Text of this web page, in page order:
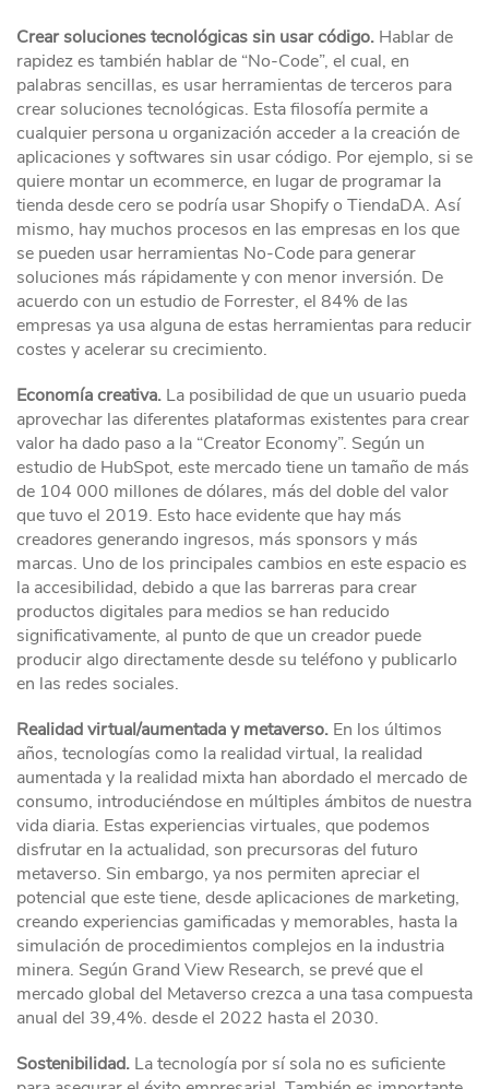
Crear soluciones tecnológicas sin usar código. Hablar de
rapidez es también hablar de “No-Code”, el cual, en
palabras sencillas, es usar herramientas de terceros para
crear soluciones tecnológicas. Esta filosofía permite a
cualquier persona u organización acceder a la creación de
aplicaciones y softwares sin usar código. Por ejemplo, si se
quiere montar un ecommerce, en lugar de programar la
tienda desde cero se podría usar Shopify o TiendaDA. Así
mismo, hay muchos procesos en las empresas en los que
se pueden usar herramientas No-Code para generar
soluciones más rápidamente y con menor inversión. De
acuerdo con un estudio de Forrester, el 84% de las
empresas ya usa alguna de estas herramientas para reducir
costes y acelerar su crecimiento.
Economía creativa. La posibilidad de que un usuario pueda
aprovechar las diferentes plataformas existentes para crear
valor ha dado paso a la “Creator Economy”. Según un
estudio de HubSpot, este mercado tiene un tamaño de más
de 104 000 millones de dólares, más del doble del valor
que tuvo el 2019. Esto hace evidente que hay más
creadores generando ingresos, más sponsors y más
marcas. Uno de los principales cambios en este espacio es
la accesibilidad, debido a que las barreras para crear
productos digitales para medios se han reducido
significativamente, al punto de que un creador puede
producir algo directamente desde su teléfono y publicarlo
en las redes sociales.
Realidad virtual/aumentada y metaverso. En los últimos
años, tecnologías como la realidad virtual, la realidad
aumentada y la realidad mixta han abordado el mercado de
consumo, introduciéndose en múltiples ámbitos de nuestra
vida diaria. Estas experiencias virtuales, que podemos
disfrutar en la actualidad, son precursoras del futuro
metaverso. Sin embargo, ya nos permiten apreciar el
potencial que este tiene, desde aplicaciones de marketing,
creando experiencias gamificadas y memorables, hasta la
simulación de procedimientos complejos en la industria
minera. Según Grand View Research, se prevé que el
mercado global del Metaverso crezca a una tasa compuesta
anual del 39,4%. desde el 2022 hasta el 2030.
Sostenibilidad. La tecnología por sí sola no es suficiente